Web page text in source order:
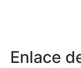
Enlace